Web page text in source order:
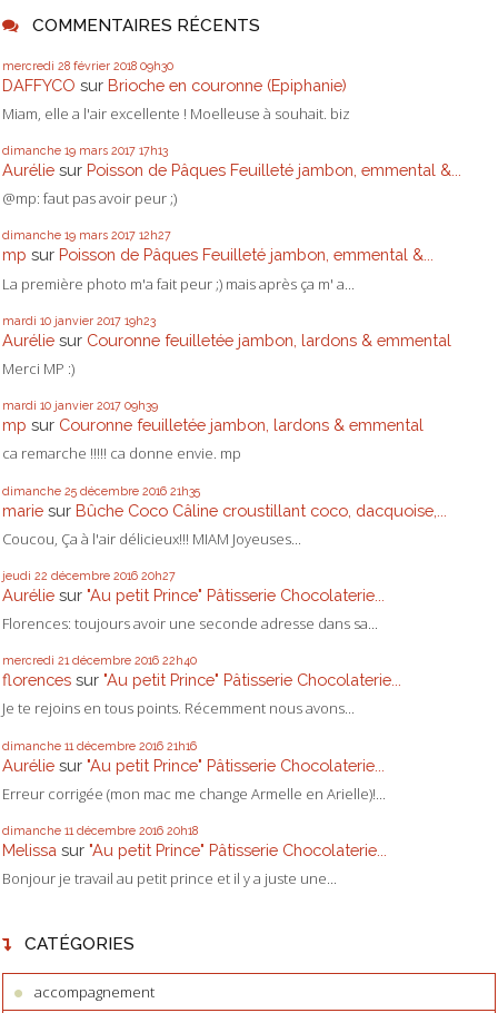
COMMENTAIRES RÉCENTS
mercredi 28 février 2018 09h30
DAFFYCO sur Brioche en couronne (Epiphanie)
Miam, elle a l'air excellente ! Moelleuse à souhait. biz
dimanche 19 mars 2017 17h13
Aurélie sur Poisson de Pâques Feuilleté jambon, emmental &...
@mp: faut pas avoir peur ;)
dimanche 19 mars 2017 12h27
mp sur Poisson de Pâques Feuilleté jambon, emmental &...
La première photo m'a fait peur ;) mais après ça m' a...
mardi 10 janvier 2017 19h23
Aurélie sur Couronne feuilletée jambon, lardons & emmental
Merci MP :)
mardi 10 janvier 2017 09h39
mp sur Couronne feuilletée jambon, lardons & emmental
ca remarche !!!!! ca donne envie. mp
dimanche 25 décembre 2016 21h35
marie sur Bûche Coco Câline croustillant coco, dacquoise,...
Coucou, Ça à l'air délicieux!!! MIAM Joyeuses...
jeudi 22 décembre 2016 20h27
Aurélie sur "Au petit Prince" Pâtisserie Chocolaterie...
Florences: toujours avoir une seconde adresse dans sa...
mercredi 21 décembre 2016 22h40
florences sur "Au petit Prince" Pâtisserie Chocolaterie...
Je te rejoins en tous points. Récemment nous avons...
dimanche 11 décembre 2016 21h16
Aurélie sur "Au petit Prince" Pâtisserie Chocolaterie...
Erreur corrigée (mon mac me change Armelle en Arielle)!...
dimanche 11 décembre 2016 20h18
Melissa sur "Au petit Prince" Pâtisserie Chocolaterie...
Bonjour je travail au petit prince et il y a juste une...
CATÉGORIES
accompagnement